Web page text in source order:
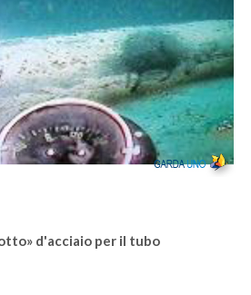
d'acciaio per il tubo